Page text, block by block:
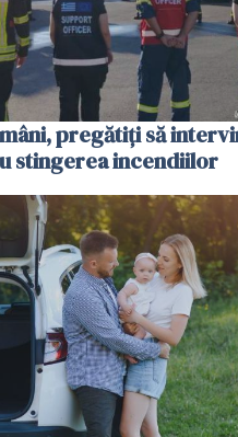
pregătiţi să
stingerea incendiilor